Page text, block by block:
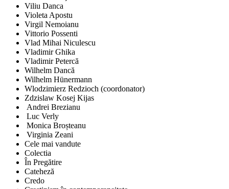
Viliu Danca
Violeta Apostu
Virgil Nemoianu
Vittorio Possenti
Vlad Mihai Niculescu
Vladimir Ghika
Vladimir Petercă
Wilhelm Dancă
Wilhelm Hünermann
Wlodzimierz Redzioch (coordonator)
Zdzislaw Kosej Kijas
Andrei Brezianu
Luc Verly
Monica Broșteanu
Virginia Zeani
Cele mai vandute
Colectia
În Pregătire
Cateheză
Credo